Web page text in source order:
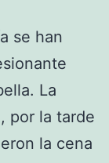
se han
La
por la tarde
la cena